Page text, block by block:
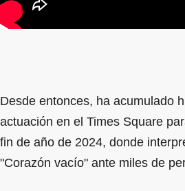
Desde entonces, ha acumulado
actuación en el Times Square
fin de año de 2024, donde
"Corazón vacío" ante miles de